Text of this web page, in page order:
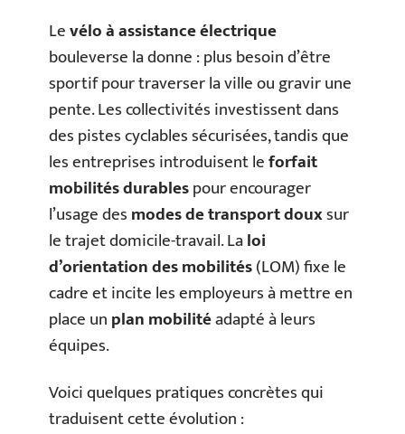
Levélo à assistance électrique
bouleverse la donne : plus besoin d’être
sportif pour traverser la ville ou gravir une
pente. Les collectivités investissent dans
des pistes cyclables sécurisées, tandis que
les entreprises introduisent leforfait
mobilités durablespour encourager
l’usage desmodes de transport douxsur
le trajet domicile-travail. Laloi
d’orientation des mobilités(LOM) fixe le
cadre et incite les employeurs à mettre en
place unplan mobilitéadapté à leurs
équipes.
Voici quelques pratiques concrètes qui
traduisent cette évolution :